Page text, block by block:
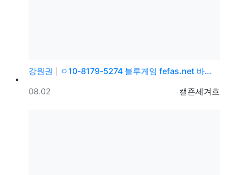
강원권
ㅇ10-8179-5274 블루게임 fefas.net 바…
등록자
캘죤세겨흐
등록일
08.02